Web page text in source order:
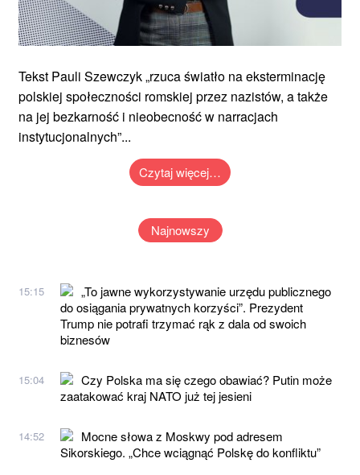
Tekst Pauli Szewczyk „rzuca światło na eksterminację
polskiej społeczności romskiej przez nazistów, a także
na jej bezkarność i nieobecność w narracjach
instytucjonalnych”...
Czytaj więcej…
Najnowszy
15:15
„To jawne wykorzystywanie urzędu publicznego
do osiągania prywatnych korzyści”. Prezydent
Trump nie potrafi trzymać rąk z dala od swoich
biznesów
15:04
Czy Polska ma się czego obawiać? Putin może
zaatakować kraj NATO już tej jesieni
14:52
Mocne słowa z Moskwy pod adresem
Sikorskiego. „Chce wciągnąć Polskę do konfliktu”